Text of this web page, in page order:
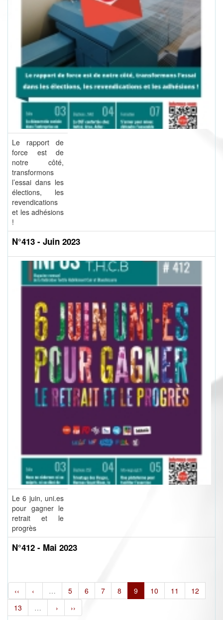
Le rapport de
force est de
notre côté,
transformons
l’essai dans les
élections, les
revendications
et les adhésions
!
N°413 - Juin 2023
Le 6 juin, uni.es
pour gagner le
retrait et le
progrès
N°412 - Mai 2023
‹‹ ‹ … 5 6 7 8 9 10 11
12
13
… › ››